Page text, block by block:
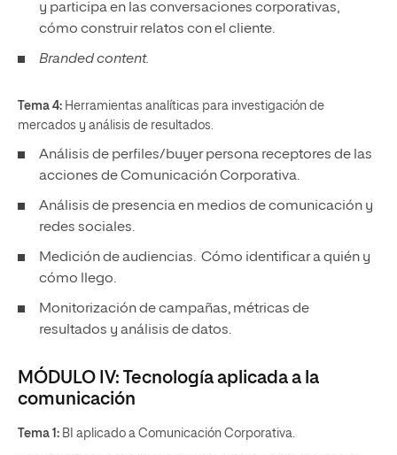
y participa en las conversaciones corporativas,
cómo construir relatos con el cliente.
Branded content.
Tema 4: Herramientas analíticas para investigación de
mercados y análisis de resultados.
Análisis de perfiles/buyer persona receptores de las
acciones de Comunicación Corporativa.
Análisis de presencia en medios de comunicación y
redes sociales.
Medición de audiencias. Cómo identificar a quién y
cómo llego.
Monitorización de campañas, métricas de
resultados y análisis de datos.
MÓDULO IV: Tecnología aplicada a la
comunicación
Tema 1: BI aplicado a Comunicación Corporativa.